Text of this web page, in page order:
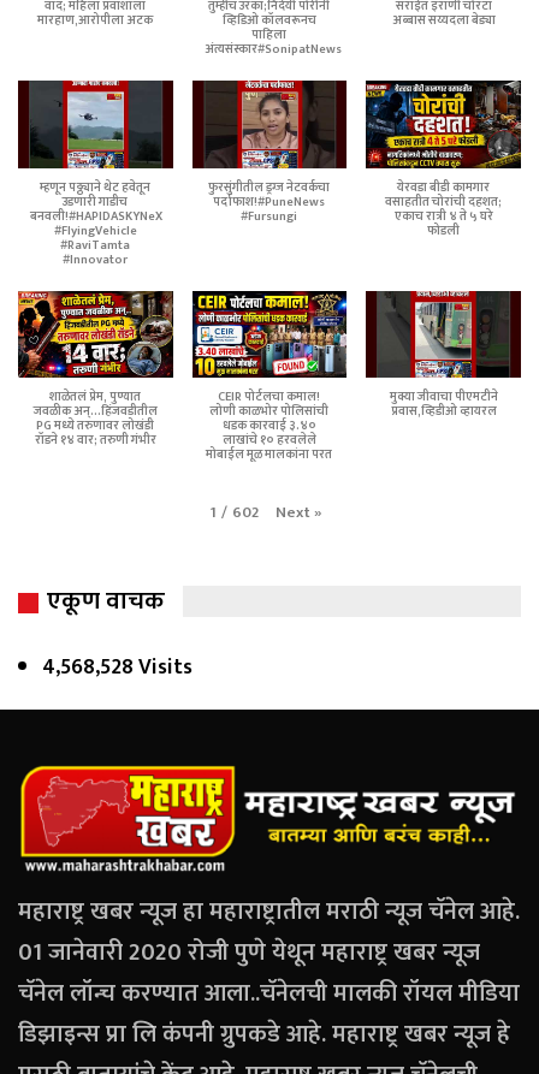
वाद; महिला प्रवाशाला
मारहाण,आरोपीला अटक
तुम्हीच उरका;निर्दयी पोरींनी
व्हिडिओ कॉलवरूनच
पाहिला
अंत्यसंस्कार#SonipatNews
सराईत इराणी चोरटा
अब्बास सय्यदला बेड्या
म्हणून पठ्ठ्याने थेट हवेतून
उडणारी गाडीच
बनवली!#HAPIDASKYNeX
#FlyingVehicle
#RaviTamta
#Innovator
फुरसुंगीतील ड्रग्ज नेटवर्कचा
पर्दाफाश!#PuneNews
#Fursungi
येरवडा बीडी कामगार
वसाहतीत चोरांची दहशत;
एकाच रात्री ४ ते ५ घरे
फोडली
शाळेतलं प्रेम, पुण्यात
जवळीक अन्...हिंजवडीतील
PG मध्ये तरुणावर लोखंडी
रॉडने १४ वार; तरुणी गंभीर
CEIR पोर्टलचा कमाल!
लोणी काळभोर पोलिसांची
धडक कारवाई ३.४०
लाखांचे १० हरवलेले
मोबाईल मूळ मालकांना परत
मुक्या जीवाचा पीएमटीने
प्रवास,व्हिडीओ व्हायरल
1 / 602 Next»
एकूण वाचक
4,568,528 Visits
महाराष्ट्र खबर न्यूज हा महाराष्ट्रातील मराठी न्यूज चॅनेल आहे.
01 जानेवारी 2020 रोजी पुणे येथून महाराष्ट्र खबर न्यूज
चॅनेल लॉन्च करण्यात आला..चॅनेलची मालकी रॉयल मीडिया
डिझाइन्स प्रा लि कंपनी ग्रुपकडे आहे. महाराष्ट्र खबर न्यूज हे